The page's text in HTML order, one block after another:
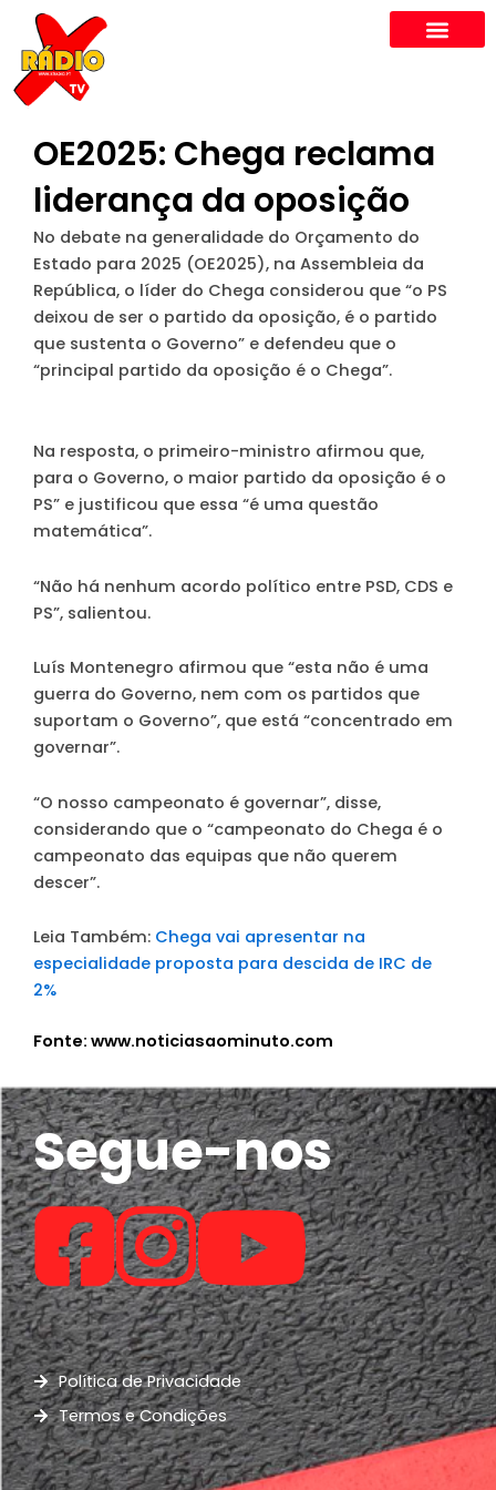
content
OE2025: Chega reclama
liderança da oposição
No debate na generalidade do Orçamento do
Estado para 2025 (OE2025), na Assembleia da
República, o líder do Chega considerou que “o PS
deixou de ser o partido da oposição, é o partido
que sustenta o Governo” e defendeu que o
“principal partido da oposição é o Chega”.
Na resposta, o primeiro-ministro afirmou que,
para o Governo, o maior partido da oposição é o
PS” e justificou que essa “é uma questão
matemática”.
“Não há nenhum acordo político entre PSD, CDS e
PS”, salientou.
Luís Montenegro afirmou que “esta não é uma
guerra do Governo, nem com os partidos que
suportam o Governo”, que está “concentrado em
governar”.
“O nosso campeonato é governar”, disse,
considerando que o “campeonato do Chega é o
campeonato das equipas que não querem
descer”.
Leia Também: Chega vai apresentar na
especialidade proposta para descida de IRC de
2%
Fonte: www.noticiasaominuto.com
Segue-nos
Política de Privacidade
Termos e Condições